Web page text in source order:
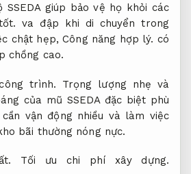
SSEDA giúp bảo vệ họ khỏi các
va đập khi di chuyển trong
chật hẹp,Công năng hợp lý. có
chồng cao.
trình. Trọng lượng nhẹ và
của mũ SSEDA đặc biệt phù
vận động nhiều và làm việc
bãi thường nóng nực.
Tối ưu chi phí xây dựng.